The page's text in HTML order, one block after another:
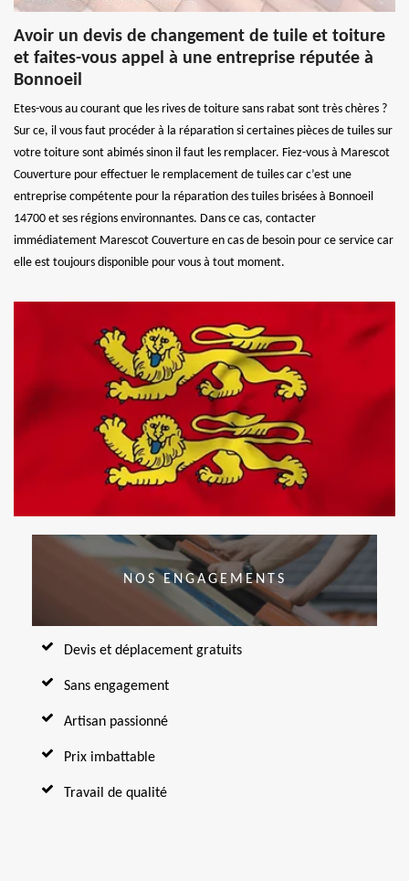
Avoir un devis de changement de tuile et toiture
et faites-vous appel à une entreprise réputée à
Bonnoeil
Etes-vous au courant que les rives de toiture sans rabat sont très chères ?
Sur ce, il vous faut procéder à la réparation si certaines pièces de tuiles sur
votre toiture sont abimés sinon il faut les remplacer. Fiez-vous à Marescot
Couverture pour effectuer le remplacement de tuiles car c’est une
entreprise compétente pour la réparation des tuiles brisées à Bonnoeil
14700 et ses régions environnantes. Dans ce cas, contacter
immédiatement Marescot Couverture en cas de besoin pour ce service car
elle est toujours disponible pour vous à tout moment.
NOS ENGAGEMENTS
Devis et déplacement gratuits
Sans engagement
Artisan passionné
Prix imbattable
Travail de qualité